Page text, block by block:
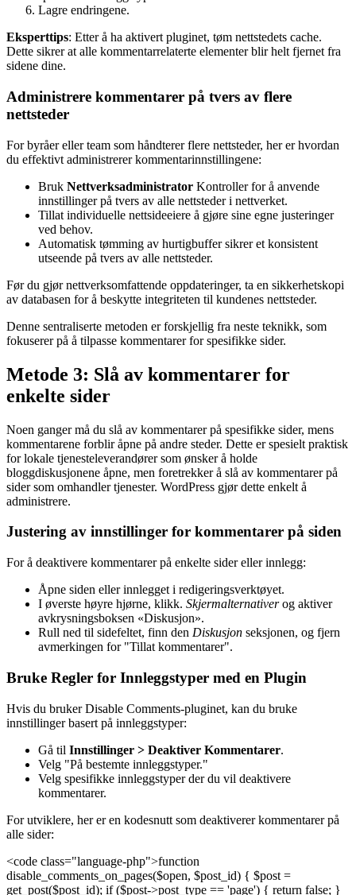
Lagre endringene.
Eksperttips: Etter å ha aktivert pluginet, tøm nettstedets cache.
Dette sikrer at alle kommentarrelaterte elementer blir helt fjernet fra
sidene dine.
Administrere kommentarer på tvers av flere
nettsteder
For byråer eller team som håndterer flere nettsteder, her er hvordan
du effektivt administrerer kommentarinnstillingene:
Bruk Nettverksadministrator Kontroller for å anvende
innstillinger på tvers av alle nettsteder i nettverket.
Tillat individuelle nettsideeiere å gjøre sine egne justeringer
ved behov.
Automatisk tømming av hurtigbuffer sikrer et konsistent
utseende på tvers av alle nettsteder.
Før du gjør nettverksomfattende oppdateringer, ta en sikkerhetskopi
av databasen for å beskytte integriteten til kundenes nettsteder.
Denne sentraliserte metoden er forskjellig fra neste teknikk, som
fokuserer på å tilpasse kommentarer for spesifikke sider.
Metode 3: Slå av kommentarer for
enkelte sider
Noen ganger må du slå av kommentarer på spesifikke sider, mens
kommentarene forblir åpne på andre steder. Dette er spesielt praktisk
for lokale tjenesteleverandører som ønsker å holde
bloggdiskusjonene åpne, men foretrekker å slå av kommentarer på
sider som omhandler tjenester. WordPress gjør dette enkelt å
administrere.
Justering av innstillinger for kommentarer på siden
For å deaktivere kommentarer på enkelte sider eller innlegg:
Åpne siden eller innlegget i redigeringsverktøyet.
I øverste høyre hjørne, klikk. Skjermalternativerog aktiver
avkrysningsboksen «Diskusjon».
Rull ned til sidefeltet, finn den Diskusjon seksjonen, og fjern
avmerkingen for "Tillat kommentarer".
Bruke Regler for Innleggstyper med en Plugin
Hvis du bruker Disable Comments-pluginet, kan du bruke
innstillinger basert på innleggstyper:
Gå til Innstillinger > Deaktiver Kommentarer.
Velg "På bestemte innleggstyper."
Velg spesifikke innleggstyper der du vil deaktivere
kommentarer.
For utviklere, her er en kodesnutt som deaktiverer kommentarer på
alle sider:
<code class="language-php">function
disable_comments_on_pages($open, $post_id) { $post =
get_post($post_id); if ($post->post_type == 'page') { return false; }